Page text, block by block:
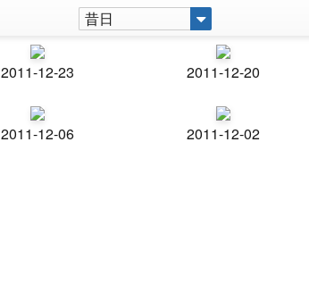
昔日
2011-12-23 2011-12-20
2011-12-06 2011-12-02